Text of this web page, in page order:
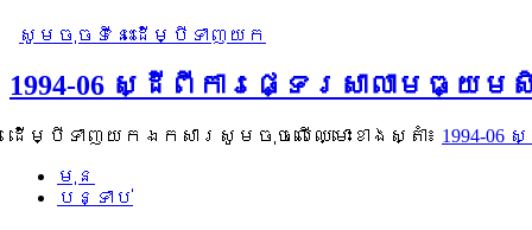
សូមចុចទីនេះដើម្បីទាញយក
1994-06 ស្ដីពីការផ្ទេរសាលាម
ដើម្បីទាញយកឯកសារសូមចុចលើឈ្មោះខាងស្តាំ៖ 1994-
មុន
បន្ទាប់